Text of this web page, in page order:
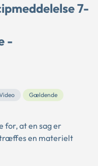
7-
-
Gældende
for, at en sag er
en materielt